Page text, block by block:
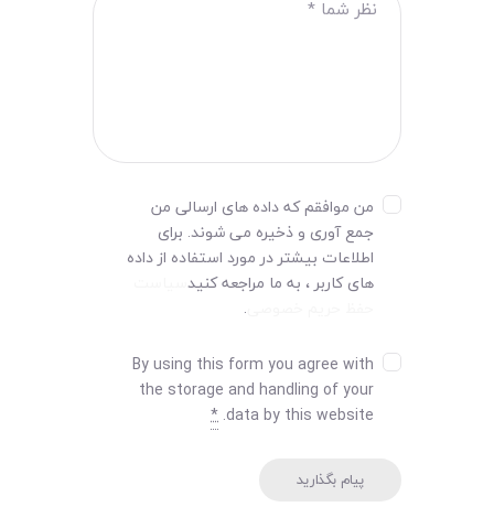
من موافقم که داده های ارسالی من
جمع آوری و ذخیره می شوند. برای
اطلاعات بیشتر در مورد استفاده از داده
های کاربر ، به ما مراجعه کنید
.
By using this form you agree with
the storage and handling of your
data by this website.
*